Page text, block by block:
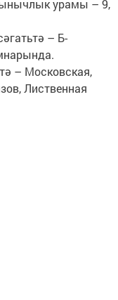
урамы – 9,
– Б-
– Московская,
Лиственная